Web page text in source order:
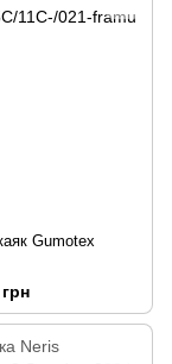
Gumotex